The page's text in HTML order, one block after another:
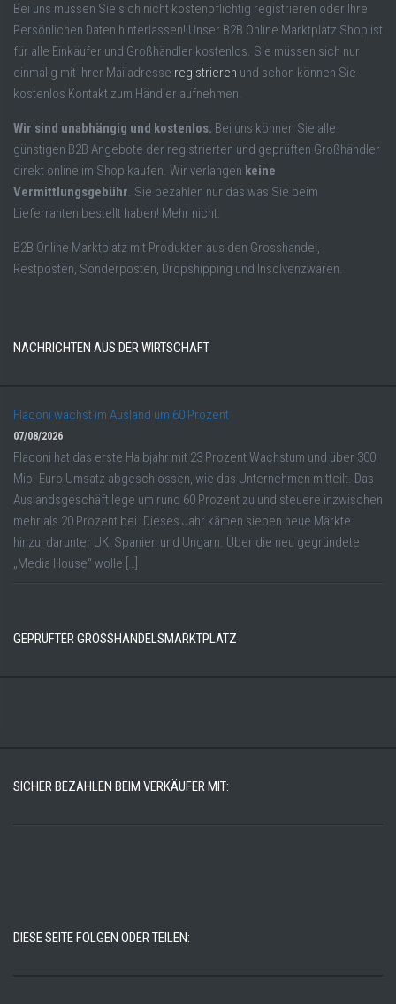
Bei uns müssen Sie sich nicht kostenpflichtig registrieren oder Ihre
Persönlichen Daten hinterlassen! Unser B2B Online Marktplatz Shop ist
für alle Einkäufer und Großhändler kostenlos. Sie müssen sich nur
einmalig mit Ihrer Mailadresse registrieren und schon können Sie
kostenlos Kontakt zum Händler aufnehmen.
Wir sind unabhängig und kostenlos. Bei uns können Sie alle
günstigen B2B Angebote der registrierten und geprüften Großhändler
direkt online im Shop kaufen. Wir verlangen keine
Vermittlungsgebühr. Sie bezahlen nur das was Sie beim
Lieferranten bestellt haben! Mehr nicht.
B2B Online Marktplatz mit Produkten aus den Grosshandel,
Restposten, Sonderposten, Dropshipping und Insolvenzwaren.
NACHRICHTEN AUS DER WIRTSCHAFT
Flaconi wächst im Ausland um 60 Prozent
07/08/2026
Flaconi hat das erste Halbjahr mit 23 Prozent Wachstum und über 300
Mio. Euro Umsatz abgeschlossen, wie das Unternehmen mitteilt. Das
Auslandsgeschäft lege um rund 60 Prozent zu und steuere inzwischen
mehr als 20 Prozent bei. Dieses Jahr kämen sieben neue Märkte
hinzu, darunter UK, Spanien und Ungarn. Über die neu gegründete
„Media House“ wolle […]
GEPRÜFTER GROSSHANDELSMARKTPLATZ
SICHER BEZAHLEN BEIM VERKÄUFER MIT:
DIESE SEITE FOLGEN ODER TEILEN: